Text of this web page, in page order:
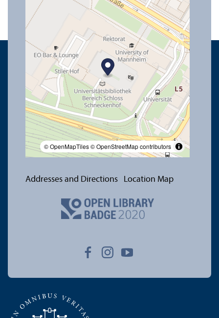
© OpenMapTiles© OpenStreetMap contributors
Addresses and Directions Location Map